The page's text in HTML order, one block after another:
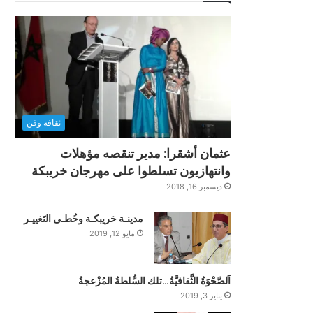
ثقافة وفن
عثمان أشقرا: مدير تنقصه مؤهلات
وانتهازيون تسلطوا على مهرجان خريبكة
ديسمبر 16, 2018
مدينـة خريبكـة وخُطـى التَغييـر
مايو 12, 2019
اَلصَّحْوَةُ الثَّقافيَّةُ…تلك السُّلطةُ المُزْعجةُ
يناير 3, 2019